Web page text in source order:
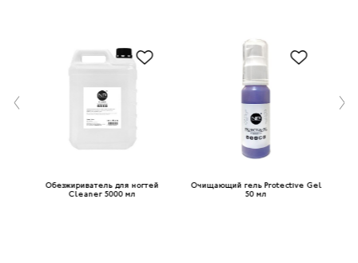
Обезжириватель для ногтей
Cleaner 5000 мл
Очищающий гель Protectivе Gel
50 мл